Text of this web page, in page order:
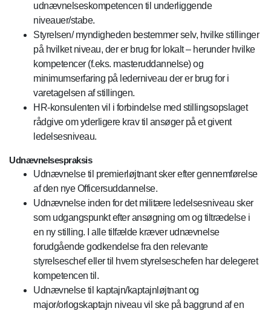
udnævnelseskompetencen til underliggende
niveauer/stabe.
Styrelsen/ myndigheden bestemmer selv, hvilke stillinger
på hvilket niveau, der er brug for lokalt – herunder hvilke
kompetencer (f.eks. masteruddannelse) og
minimumserfaring på lederniveau der er brug for i
varetagelsen af stillingen.
HR-konsulenten vil i forbindelse med stillingsopslaget
rådgive om yderligere krav til ansøger på et givent
ledelsesniveau.
Udnævnelsespraksis
Udnævnelse til premierløjtnant sker efter gennemførelse
af den nye Officersuddannelse.
Udnævnelse inden for det militære ledelsesniveau sker
som udgangspunkt efter ansøgning om og tiltrædelse i
en ny stilling. I alle tilfælde kræver udnævnelse
forudgående godkendelse fra den relevante
styrelseschef eller til hvem styrelseschefen har delegeret
kompetencen til.
Udnævnelse til kaptajn/kaptajnløjtnant og
major/orlogskaptajn niveau vil ske på baggrund af en